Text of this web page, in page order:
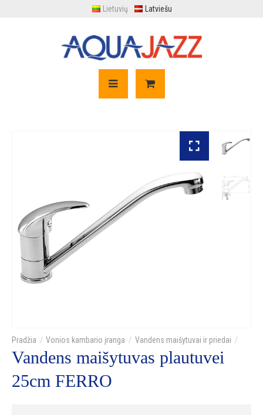
Lietuvių Latviešu
Vonios kambario įranga Vandens maišytuvai ir priedai
Vandens maišytuvas plautuvei
25cm FERRO